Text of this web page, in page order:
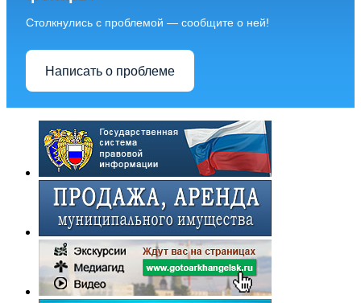
Столкнулись с проблемой — сообщите о ней!
Написать о проблеме